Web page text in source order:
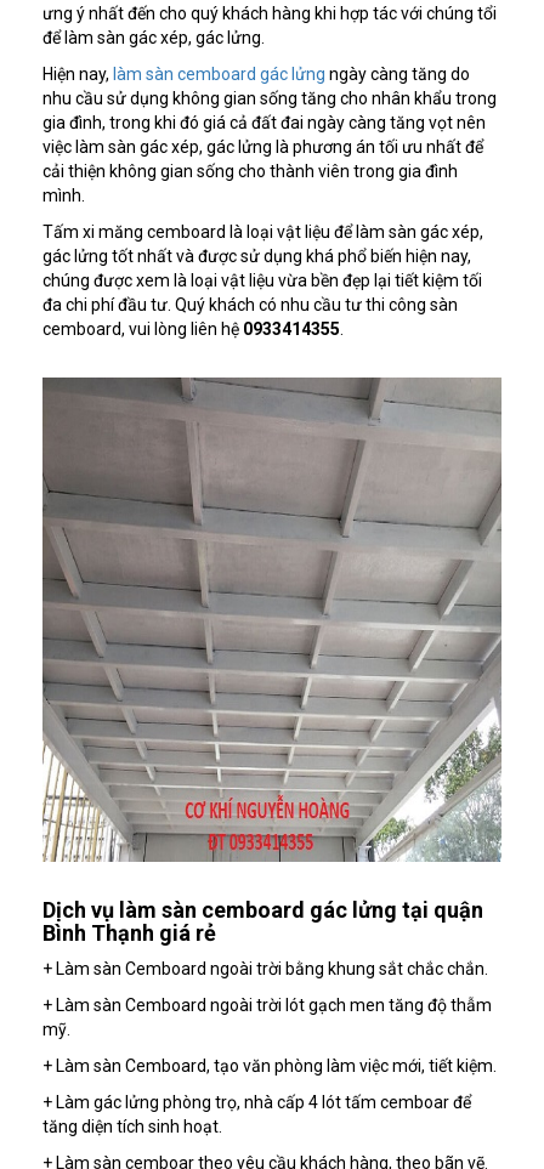
ưng ý nhất đến cho quý khách hàng khi hợp tác với chúng tổi
để làm sàn gác xép, gác lửng.
Hiện nay, làm sàn cemboard gác lửng ngày càng tăng do
nhu cầu sử dụng không gian sống tăng cho nhân khẩu trong
gia đình, trong khi đó giá cả đất đai ngày càng tăng vọt nên
việc làm sàn gác xép, gác lửng là phương án tối ưu nhất để
cải thiện không gian sống cho thành viên trong gia đình
mình.
Tấm xi măng cemboard là loại vật liệu để làm sàn gác xép,
gác lửng tốt nhất và được sử dụng khá phổ biến hiện nay,
chúng được xem là loại vật liệu vừa bền đẹp lại tiết kiệm tối
đa chi phí đầu tư. Quý khách có nhu cầu tư thi công sàn
cemboard, vui lòng liên hệ 0933414355
Dịch vụ làm sàn cemboard gác lửng tại quận
Bình Thạnh giá rẻ
+ Làm sàn Cemboard ngoài trời bằng khung sắt chắc chắn.
+ Làm sàn Cemboard ngoài trời lót gạch men tăng độ thẫm
mỹ.
+ Làm sàn Cemboard, tạo văn phòng làm việc mới, tiết kiệm.
+ Làm gác lửng phòng trọ, nhà cấp 4 lót tấm cemboar để
tăng diện tích sinh hoạt.
+ Làm sàn cemboar theo yêu cầu khách hàng, theo bãn vẽ.